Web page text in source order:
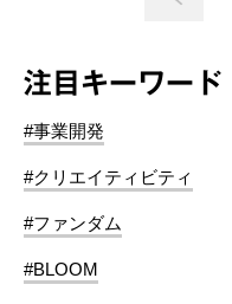
注目キーワード
#事業開発
#クリエイティビティ
#ファンダム
#BLOOM